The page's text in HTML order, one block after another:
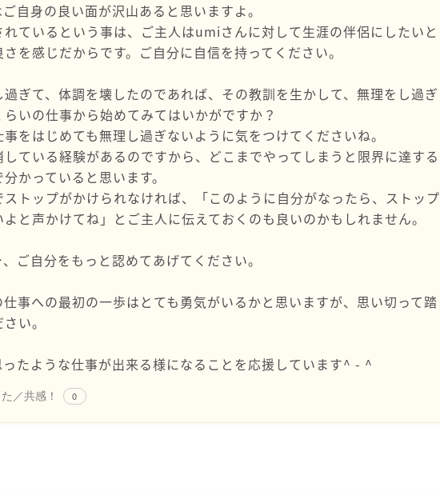
自身の良い面が沢山あると思いますよ。
ているという事は、ご主人はumiさんに対して生涯の伴侶にしたいと
を感じだからです。ご自分に自信を持ってください。
過ぎて、体調を壊したのであれば、その教訓を生かして、無理をし過ぎ
いの仕事から始めてみてはいかがですか？
事をはじめても無理し過ぎないように気をつけてくださいね。
ている経験があるのですから、どこまでやってしまうと限界に達する
かっていると思います。
ストップがかけられなければ、「このように自分がなったら、ストップ
よと声かけてね」とご主人に伝えておくのも良いのかもしれません。
ご自分をもっと認めてあげてください。
事への最初の一歩はとても勇気がいるかと思いますが、思い切って踏
い。
たような仕事が出来る様になることを応援しています^ - ^
／共感！ 0